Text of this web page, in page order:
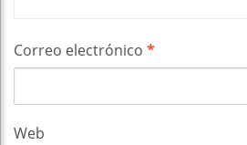
Correo electrónico *
Web